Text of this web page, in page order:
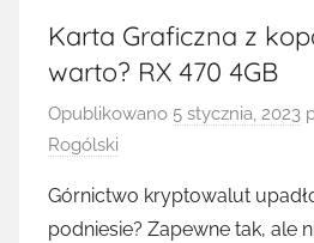
Karta Graficzna z
warto? RX 470 4GB
Opublikowano 5 stycznia, 2023
Rogólski
Górnictwo kryptowalut
podniesie? Zapewne tak, ale